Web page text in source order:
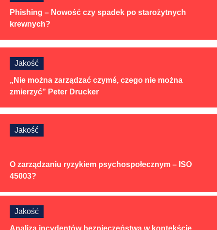
Phishing – Nowość czy spadek po starożytnych
krewnych?
Jakość
„Nie można zarządzać czymś, czego nie można
zmierzyć” Peter Drucker
Jakość
O zarządzaniu ryzykiem psychospołecznym – ISO
45003?
Jakość
Analiza incydentów bezpieczeństwa w kontekście